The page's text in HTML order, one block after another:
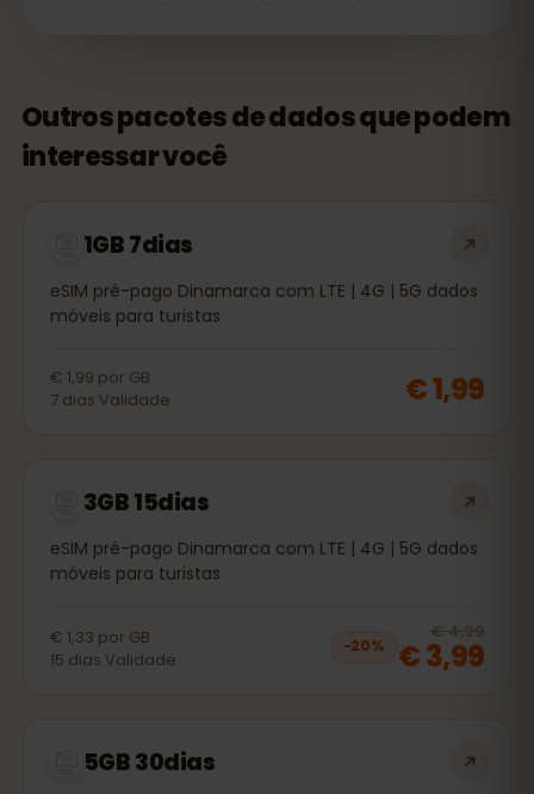
Outros pacotes de dados que podem
interessar você
1GB 7dias
eSIM pré-pago Dinamarca com LTE | 4G | 5G dados
móveis para turistas
€ 1,99 por GB
7 dias Validade € 1,99
3GB 15dias
eSIM pré-pago Dinamarca com LTE | 4G | 5G dados
móveis para turistas
€ 1,33 por GB
15 dias Validade
−20%
€ 4,99
€ 3,99
5GB 30dias